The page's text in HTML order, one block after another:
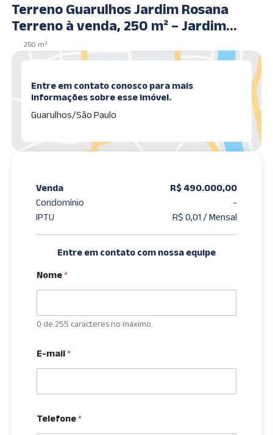
Terreno Guarulhos Jardim Rosana
Terreno à venda, 250 m² – Jardim
Rosana – Guarulhos/SP AI2693
250 m²
Entre em contato conosco para mais
informações sobre esse imóvel.
Guarulhos/São Paulo
Venda
R$ 490.000,00
Condomínio
-
IPTU
R$ 0,01 / Mensal
Entre em contato com nossa equipe
Nome*
0 de 255 caracteres no máximo.
E-mail*
Telefone*